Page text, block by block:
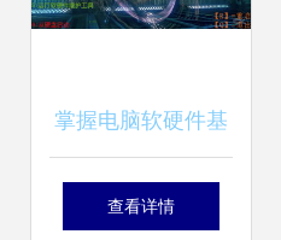
掌握电脑软硬件基
础技能 在线培训与
查看详情